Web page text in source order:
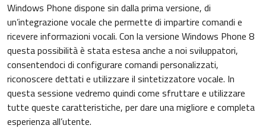
Windows Phone dispone sin dalla prima versione, di
un’integrazione vocale che permette di impartire comandi e
ricevere informazioni vocali. Con la versione Windows Phone 8
questa possibilità è stata estesa anche a noi sviluppatori,
consentendoci di configurare comandi personalizzati,
riconoscere dettati e utilizzare il sintetizzatore vocale. In
questa sessione vedremo quindi come sfruttare e utilizzare
tutte queste caratteristiche, per dare una migliore e completa
esperienza all’utente.